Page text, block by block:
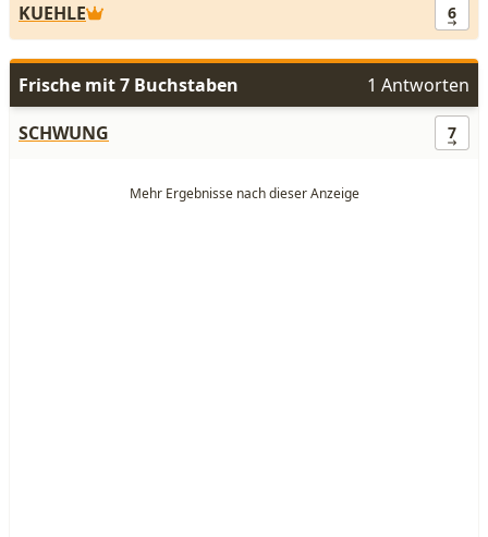
KUEHLE 6
Frische mit 7 Buchstaben
1 Antworten
SCHWUNG
7